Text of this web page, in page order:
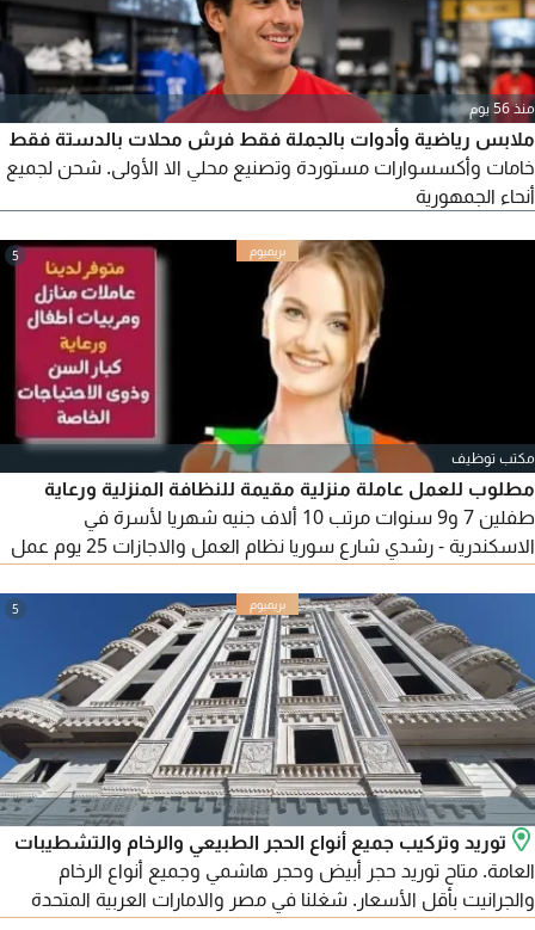
منذ 56 يوم
ملابس رياضية وأدوات بالجملة فقط فرش محلات بالدستة فقط
خامات وأكسسوارات مستوردة وتصنيع محلي الا الأولى. شحن لجميع
أنحاء الجمهورية
5
مكتب توظيف
مطلوب للعمل عاملة منزلية مقيمة للنظافة المنزلية ورعاية
طفلين 7 و9 سنوات مرتب 10 ألاف جنيه شهريا لأسرة في
الاسكندرية - رشدي شارع سوريا نظام العمل والاجازات 25 يوم عمل
من ذات الشهر أو الإجازة يوم كل أسبوع بالاضافة للاجازات الرسمية
والأعياد يفضل السن من 20 ل 30 سنة متفرغة تماما يمكن الاتصال
5
توريد وتركيب جميع أنواع الحجر الطبيعي والرخام والتشطيبات
العامة. متاح توريد حجر أبيض وحجر هاشمي وجميع أنواع الرخام
والجرانيت بأقل الأسعار. شغلنا في مصر والامارات العربية المتحدة